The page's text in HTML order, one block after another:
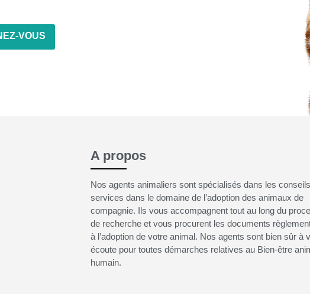
A propos
Nos agents animaliers sont spécialisés dans les
services dans le domaine de l’adoption des animaux de
compagnie. Ils vous accompagnent tout au long du
de recherche et vous procurent les documents
à l’adoption de votre animal. Nos agents sont bien sûr à
écoute pour toutes démarches relatives au Bien-être
humain.